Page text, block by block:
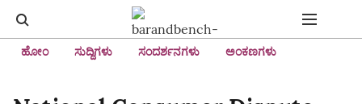
ಹೋಂ ಸುದ್ದಿಗಳು ಸಂದರ್ಶನಗಳು ಅಂಕಣಗಳು